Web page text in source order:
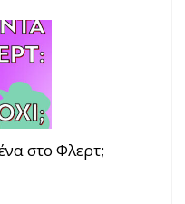
στο Φλερτ;